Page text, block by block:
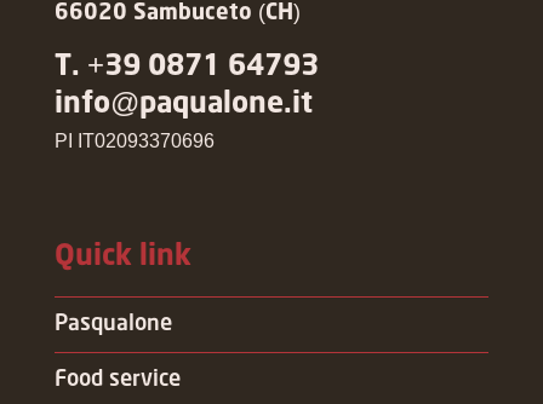
66020 Sambuceto (CH)
T. +39 0871 64793
info@paqualone.it
PI IT02093370696
Quick link
Pasqualone
Food service